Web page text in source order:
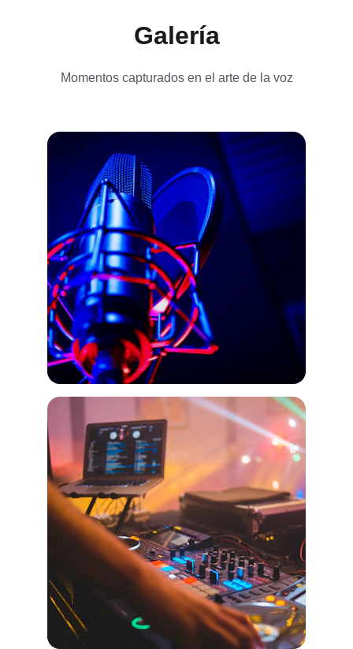
Galería
Momentos capturados en el arte de la voz